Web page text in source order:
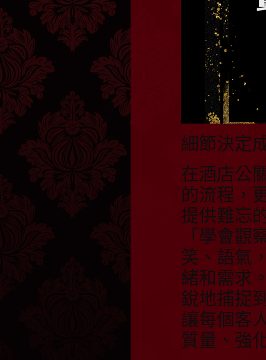
細節決定
在酒店公
的流程，
提供難忘
「學會觀
笑、語氣
緒和需求
銳地捕捉
讓每個客
質量、強